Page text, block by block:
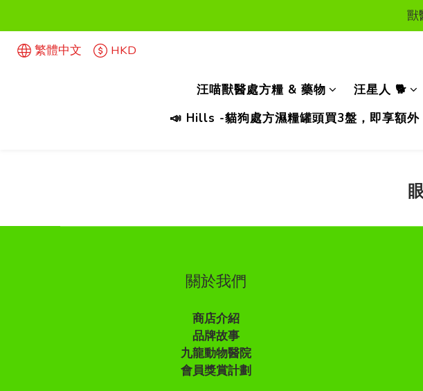
首次惠顧送$50 購物金  * (
獸
訂單滿
繁體中文 HKD
汪喵獸醫處方糧 & 藥物 汪星人 🐕
📣 Hills -貓狗處方濕糧罐頭買3盤，即享額
關於我們
商店介紹
品牌故事
九龍動物醫院
會員獎賞計劃